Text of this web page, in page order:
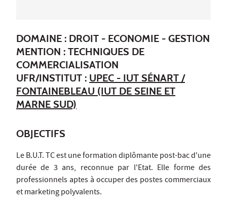
DOMAINE : DROIT - ECONOMIE - GESTION
MENTION : TECHNIQUES DE
COMMERCIALISATION
UFR/INSTITUT : UPEC - IUT SÉNART /
FONTAINEBLEAU (IUT DE SEINE ET
MARNE SUD)
OBJECTIFS
Le B.U.T. TC est une formation diplômante post-bac d'une
durée de 3 ans, reconnue par l'Etat. Elle forme des
professionnels aptes à occuper des postes commerciaux
et marketing polyvalents.